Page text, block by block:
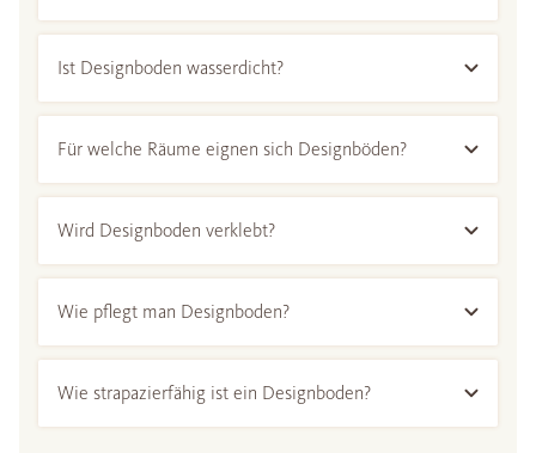
Ist Designboden wasserdicht?
Für welche Räume eignen sich Designböden?
Wird Designboden verklebt?
Wie pflegt man Designboden?
Wie strapazierfähig ist ein Designboden?